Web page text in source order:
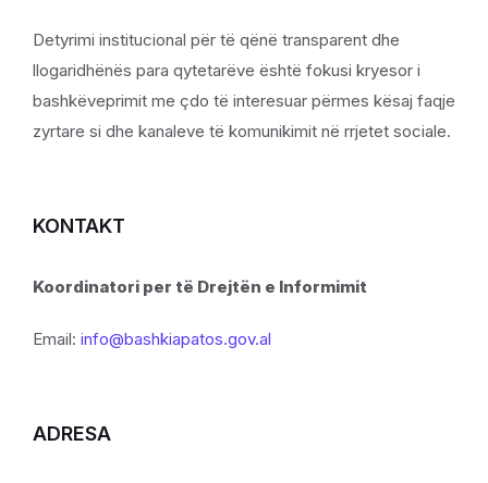
Detyrimi institucional për të qënë transparent dhe
llogaridhënës para qytetarëve është fokusi kryesor i
bashkëveprimit me çdo të interesuar përmes kësaj faqje
zyrtare si dhe kanaleve të komunikimit në rrjetet sociale.
KONTAKT
Koordinatori per të Drejtën e Informimit
Email: info@bashkiapatos.gov.al
ADRESA